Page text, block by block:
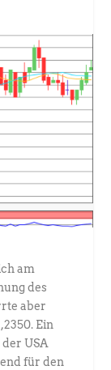
am
des
aber
Ein
USA
für den